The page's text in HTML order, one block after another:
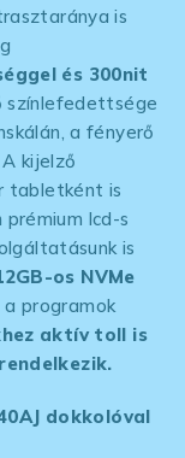
is
és 300nit
színlefedettsége
a fényerő
kijelző
tabletként is
lcd-s
is
os NVMe
programok
aktív toll is
dokkolóval